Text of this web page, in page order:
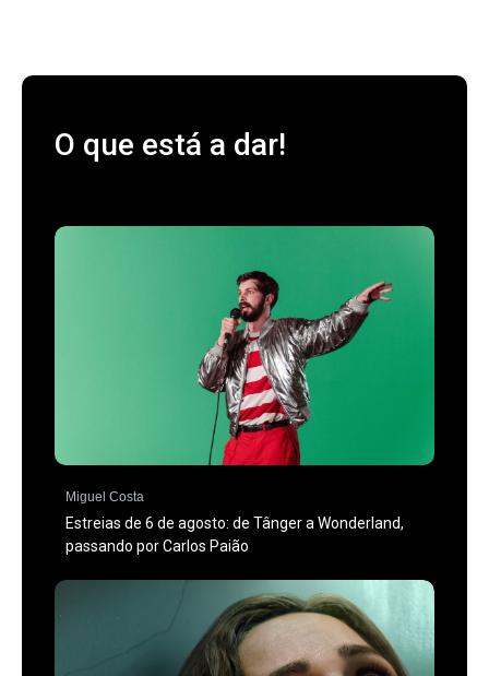
O que está a dar!
Miguel Costa
Estreias de 6 de agosto: de Tânger a Wonderland,
passando por Carlos Paião